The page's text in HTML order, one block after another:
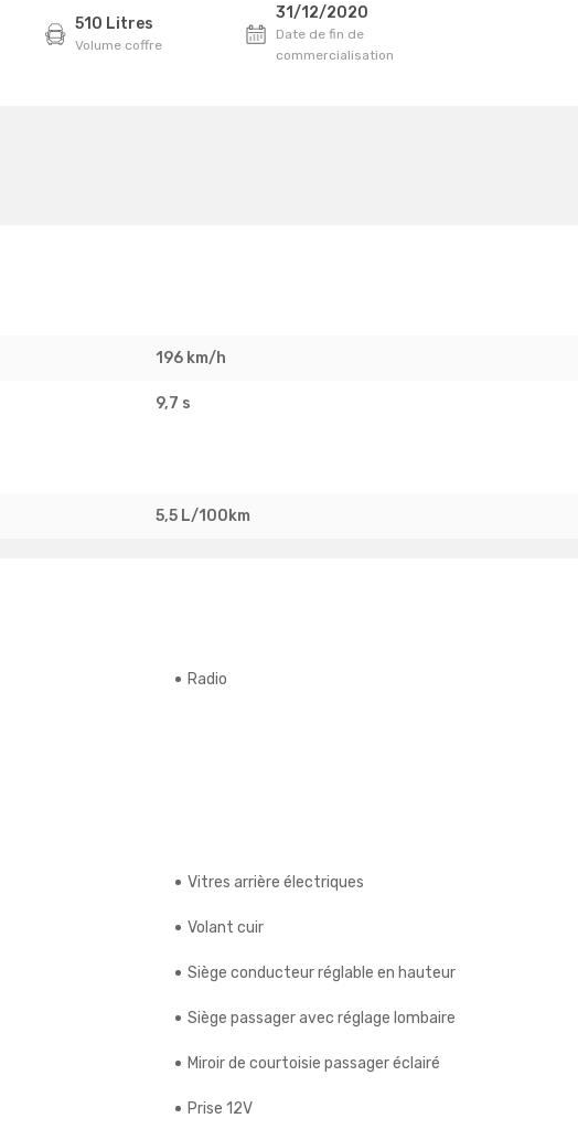
510 Litres
Volume coffre
31/12/2020
Date de fin de
commercialisation
196 km/h
9,7 s
5,5 L/100km
Radio
Vitres arrière électriques
Volant cuir
Siège conducteur réglable en hauteur
Siège passager avec réglage lombaire
Miroir de courtoisie passager éclairé
Prise 12V